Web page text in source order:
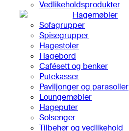
Vedlikeholdsprodukter
Hagemøbler
Sofagrupper
Spisegrupper
Hagestoler
Hagebord
Cafésett og benker
Putekasser
Paviljonger og parasoller
Loungemøbler
Hageputer
Solsenger
Tilbehør og vedlikehold